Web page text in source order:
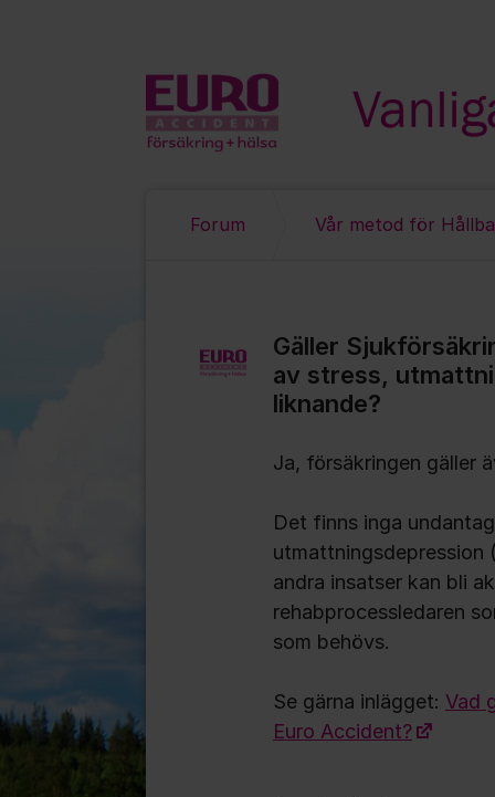
Forum Vår metod för
Gäller
av stress,
liknande?
Ja, försäkringen gäller
Det finns inga
utmattningsdepression
andra insatser kan bli
rehabprocessledaren
som behövs.
Se gärna inlägget: Vad
Euro Accident?